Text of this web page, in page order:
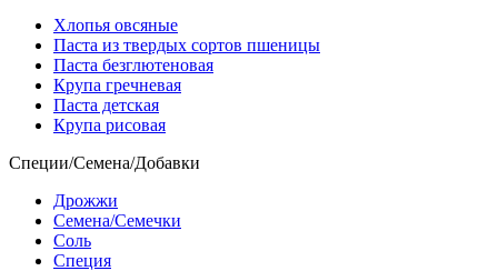
Хлопья овсяные
Паста из твердых сортов пшеницы
Паста безглютеновая
Крупа гречневая
Паста детская
Крупа рисовая
Специи/Семена/Добавки
Дрожжи
Семена/Семечки
Соль
Специя